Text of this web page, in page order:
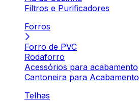
Filtros e Purificadores
Forros
Forro de PVC
Rodaforro
Acessórios para acabamento
Cantoneira para Acabamento
Telhas